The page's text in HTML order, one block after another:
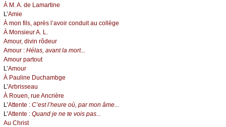
À M. A. de Lamartine
L’Amie
À mon fils, après l’avoir conduit au collège
À Monsieur A. L.
Amour, divin rôdeur
Amour : Hélas, avant la mort...
Amour partout
L’Amour
À Pauline Duchambge
L’Arbrisseau
À Rouen, rue Ancrière
L’Attente : C’est l’heure où, par mon âme...
L’Attente : Quand je ne te vois pas...
Au Christ